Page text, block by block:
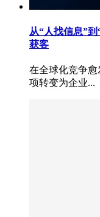
从“人找信息”
获客
在全球化竞争
项转变为企业...